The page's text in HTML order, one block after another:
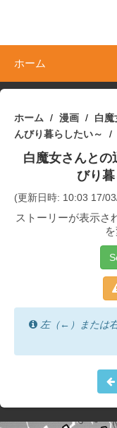
ホーム
ホーム 漫画
白魔
んびり暮らしたい～
白魔女さんとの
びり
(更新日時: 10:03 17/
ストーリーが表示さ
左（←）または